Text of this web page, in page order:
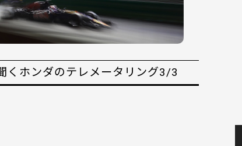
くホンダのテレメータリング3/3